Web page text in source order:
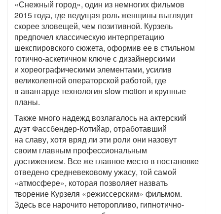
«Снежный город», один из немногих фильмов
2015 года, где ведущая роль женщины выглядит
скорее зловещей, чем позитивной. Курзель
предпочел классическую интерпретацию
шекспировского сюжета, оформив ее в стильном
готично-аскетичном ключе с дизайнерскими
и хореографическими элементами, усилив
великолепной операторской работой, где
в авангарде технология slow motion и крупные
планы.
Также много надежд возлагалось на актерский
дуэт Фассбендер-Котийар, отработавший
на славу, хотя вряд ли эти роли они назовут
своим главным профессиональным
достижением. Все же главное место в постановке
отведено средневековому ужасу, той самой
«атмосфере», которая позволяет назвать
творение Курзеля «режиссерским» фильмом.
Здесь все нарочито неторопливо, гипнотично-